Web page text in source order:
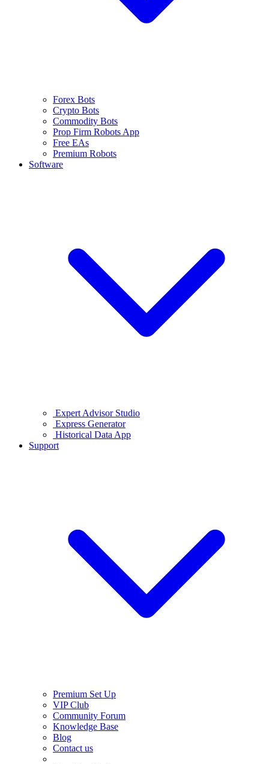
Forex Bots
Crypto Bots
Commodity Bots
Prop Firm Robots App
Free EAs
Premium Robots
Software
Expert Advisor Studio
Express Generator
Historical Data App
Support
Premium Set Up
VIP Club
Community Forum
Knowledge Base
Blog
Contact us